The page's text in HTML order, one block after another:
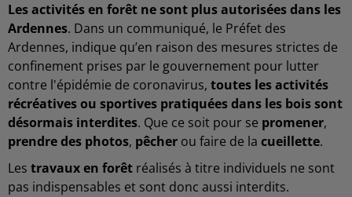
Les activités en forêt ne sont plus autorisées dans les
Ardennes. Dans un communiqué, le Préfet des
Ardennes, indique qu’en raison des mesures strictes de
confinement prises par le gouvernement pour lutter
contre l'épidémie de coronavirus, toutes les activités
récréatives ou sportives pratiquées dans les bois sont
désormais interdites. Que ce soit pour se promener,
prendre des photos, pêcher ou faire de la cueillette.
Les travaux en forêt réalisés à titre individuels ne sont
pas indispensables et sont donc aussi interdits.